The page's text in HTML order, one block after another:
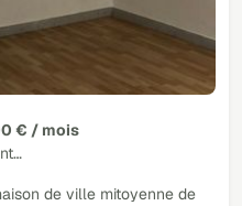
€ / mois
de ville mitoyenne de